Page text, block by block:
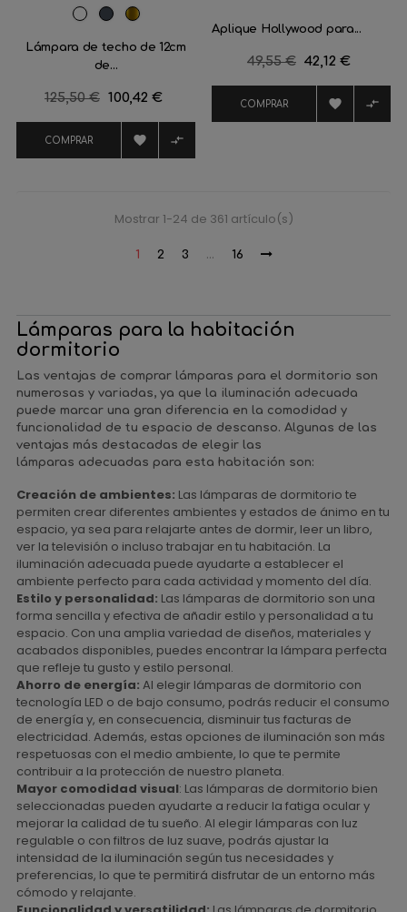
BlancoNegroDorado
Lámpara de techo de 12cm
de...
Precio
125,50 € Precio
100,42 €
COMPRAR  
Aplique Hollywood para...
Precio
49,55 € Precio
42,12 €
COMPRAR  
Mostrar 1-24 de 361 artículo(s)
1 2 3 … 16
Lámparas para la habitación
dormitorio
Las ventajas de comprar lámparas para el dormitorio son
numerosas y variadas, ya que la iluminación adecuada
puede marcar una gran diferencia en la comodidad y
funcionalidad de tu espacio de descanso. Algunas de las
ventajas más destacadas de elegir las
lámparas adecuadas para esta habitación son:
Creación de ambientes: Las lámparas de dormitorio te
permiten crear diferentes ambientes y estados de ánimo en tu
espacio, ya sea para relajarte antes de dormir, leer un libro,
ver la televisión o incluso trabajar en tu habitación. La
iluminación adecuada puede ayudarte a establecer el
ambiente perfecto para cada actividad y momento del día.
Estilo y personalidad: Las lámparas de dormitorio son una
forma sencilla y efectiva de añadir estilo y personalidad a tu
espacio. Con una amplia variedad de diseños, materiales y
acabados disponibles, puedes encontrar la lámpara perfecta
que refleje tu gusto y estilo personal.
Ahorro de energía: Al elegir lámparas de dormitorio con
tecnología LED o de bajo consumo, podrás reducir el consumo
de energía y, en consecuencia, disminuir tus facturas de
electricidad. Además, estas opciones de iluminación son más
respetuosas con el medio ambiente, lo que te permite
contribuir a la protección de nuestro planeta.
Mayor comodidad visual: Las lámparas de dormitorio bien
seleccionadas pueden ayudarte a reducir la fatiga ocular y
mejorar la calidad de tu sueño. Al elegir lámparas con luz
regulable o con filtros de luz suave, podrás ajustar la
intensidad de la iluminación según tus necesidades y
preferencias, lo que te permitirá disfrutar de un entorno más
cómodo y relajante.